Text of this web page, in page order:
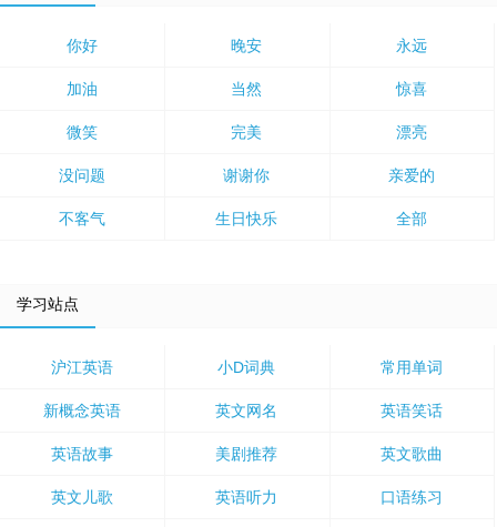
你好 晚安 永远
加油 当然 惊喜
微笑 完美 漂亮
没问题 谢谢你 亲爱的
不客气 生日快乐 全部
学习站点
沪江英语 小D词典 常用单词
新概念英语 英文网名 英语笑话
英语故事 美剧推荐 英文歌曲
英文儿歌 英语听力 口语练习